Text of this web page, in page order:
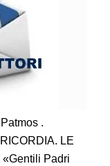
.
LE
«Gentili Padri